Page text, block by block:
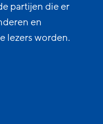
partijen die er
en
lezers worden.